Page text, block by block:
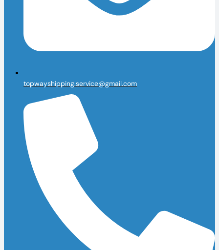
topwayshipping.service@gmail.com